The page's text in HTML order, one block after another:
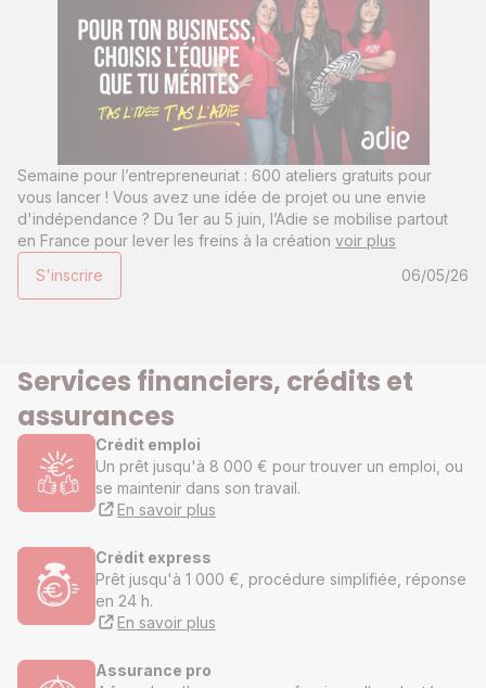
Semaine pour l’entrepreneuriat : 600 ateliers gratuits pour
vous lancer ! Vous avez une idée de projet ou une envie
d'indépendance ? Du 1er au 5 juin, l’Adie se mobilise partout
en France pour lever les freins à la création voir plus
S'inscrire
06/05/26
Services financiers, crédits et
assurances
Crédit emploi
Un prêt jusqu'à 8 000 € pour trouver un emploi, ou
se maintenir dans son travail.
En savoir plus
Crédit express
Prêt jusqu'à 1 000 €, procédure simplifiée, réponse
en 24 h.
En savoir plus
Assurance pro